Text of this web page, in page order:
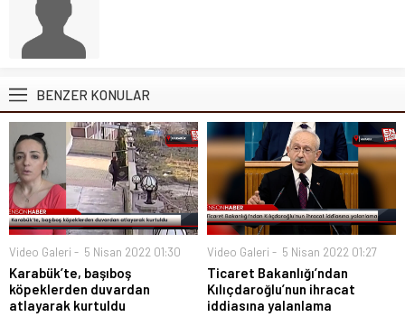
BENZER KONULAR
Video Galeri 5 Nisan 2022 01:30
Karabük’te, başıboş
köpeklerden duvardan
atlayarak kurtuldu
Video Galeri 5 Nisan 2022 01:27
Ticaret Bakanlığı’ndan
Kılıçdaroğlu’nun ihracat
iddiasına yalanlama